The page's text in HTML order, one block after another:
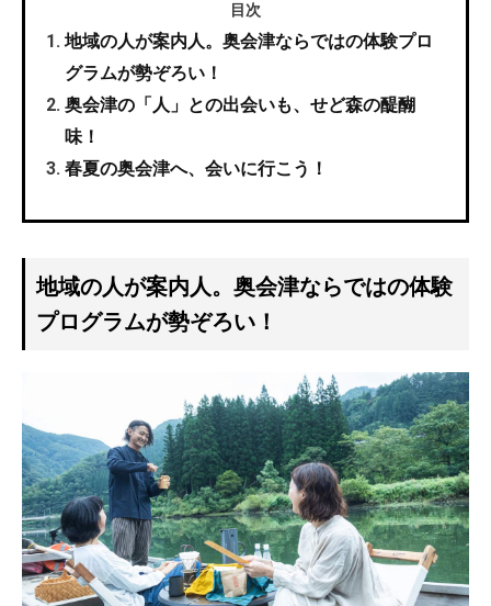
目次
地域の人が案内人。奥会津ならではの体験プロ
グラムが勢ぞろい！
奥会津の「人」との出会いも、せど森の醍醐
味！
春夏の奥会津へ、会いに行こう！
地域の人が案内人。奥会津ならではの体験
プログラムが勢ぞろい！